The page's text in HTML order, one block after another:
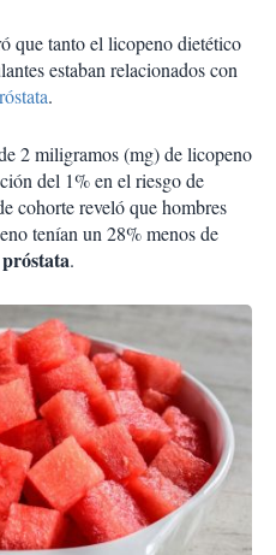
que tanto el licopeno dietético
estaban relacionados con
.
2 miligramos (mg) de licopeno
del 1% en el riesgo de
cohorte reveló que hombres
tenían un 28% menos de
.